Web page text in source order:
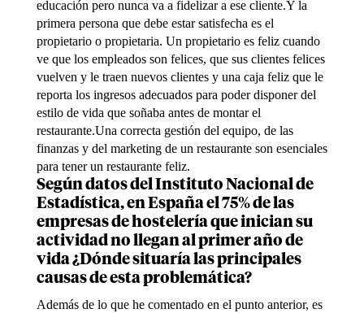
educación pero nunca va a fidelizar a ese cliente.Y la
primera persona que debe estar satisfecha es el
propietario o propietaria. Un propietario es feliz cuando
ve que los empleados son felices, que sus clientes felices
vuelven y le traen nuevos clientes y una caja feliz que le
reporta los ingresos adecuados para poder disponer del
estilo de vida que soñaba antes de montar el
restaurante.Una correcta gestión del equipo, de las
finanzas y del marketing de un restaurante son esenciales
para tener un restaurante feliz.
Según datos del Instituto Nacional de
Estadística, en España el 75% de las
empresas de hostelería que inician su
actividad no llegan al primer año de
vida ¿Dónde situaría las principales
causas de esta problemática?
Además de lo que he comentado en el punto anterior, es